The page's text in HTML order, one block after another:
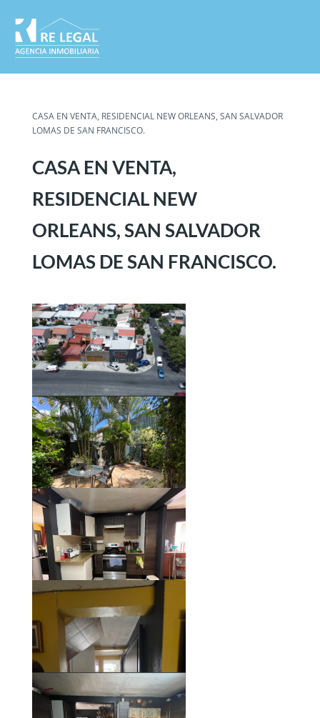
CASA EN VENTA, RESIDENCIAL NEW ORLEANS, SAN SALVADOR
LOMAS DE SAN FRANCISCO.
CASA EN VENTA,
RESIDENCIAL NEW
ORLEANS, SAN SALVADOR
LOMAS DE SAN FRANCISCO.